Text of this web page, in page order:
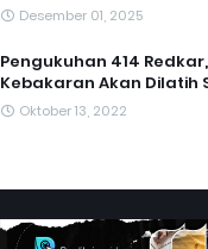
Desember 01, 2025
Pengukuhan 414
Kebakaran Akan Dilatih
Oktober 13, 2022